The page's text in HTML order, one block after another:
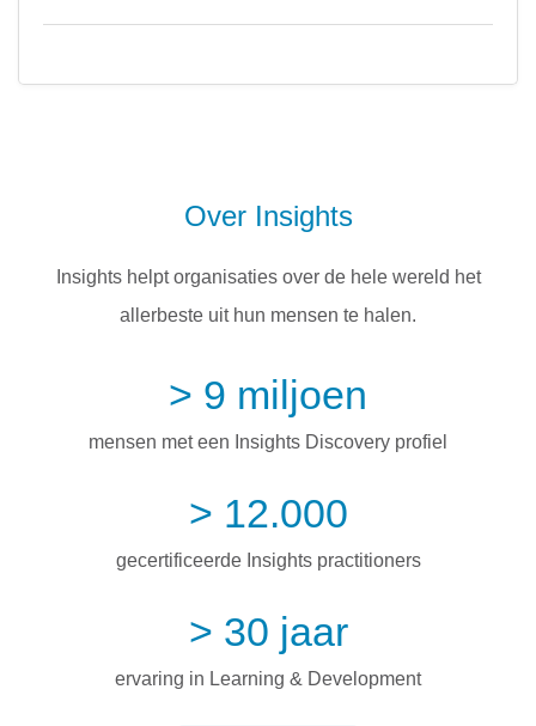
Over Insights
Insights helpt organisaties over de hele wereld het
allerbeste uit hun mensen te halen.
> 9 miljoen
mensen met een Insights Discovery profiel
> 12.000
gecertificeerde Insights practitioners
> 30 jaar
ervaring in Learning & Development